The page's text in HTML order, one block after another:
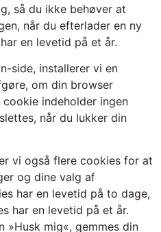
så du ikke behøver at
når du efterlader en ny
en levetid på et år.
side, installerer vi en
om din browser
indeholder ingen
når du lukker din
vi også flere cookies for at
og dine valg af
har en levetid på to dage,
har en levetid på et år.
mig«, gemmes din